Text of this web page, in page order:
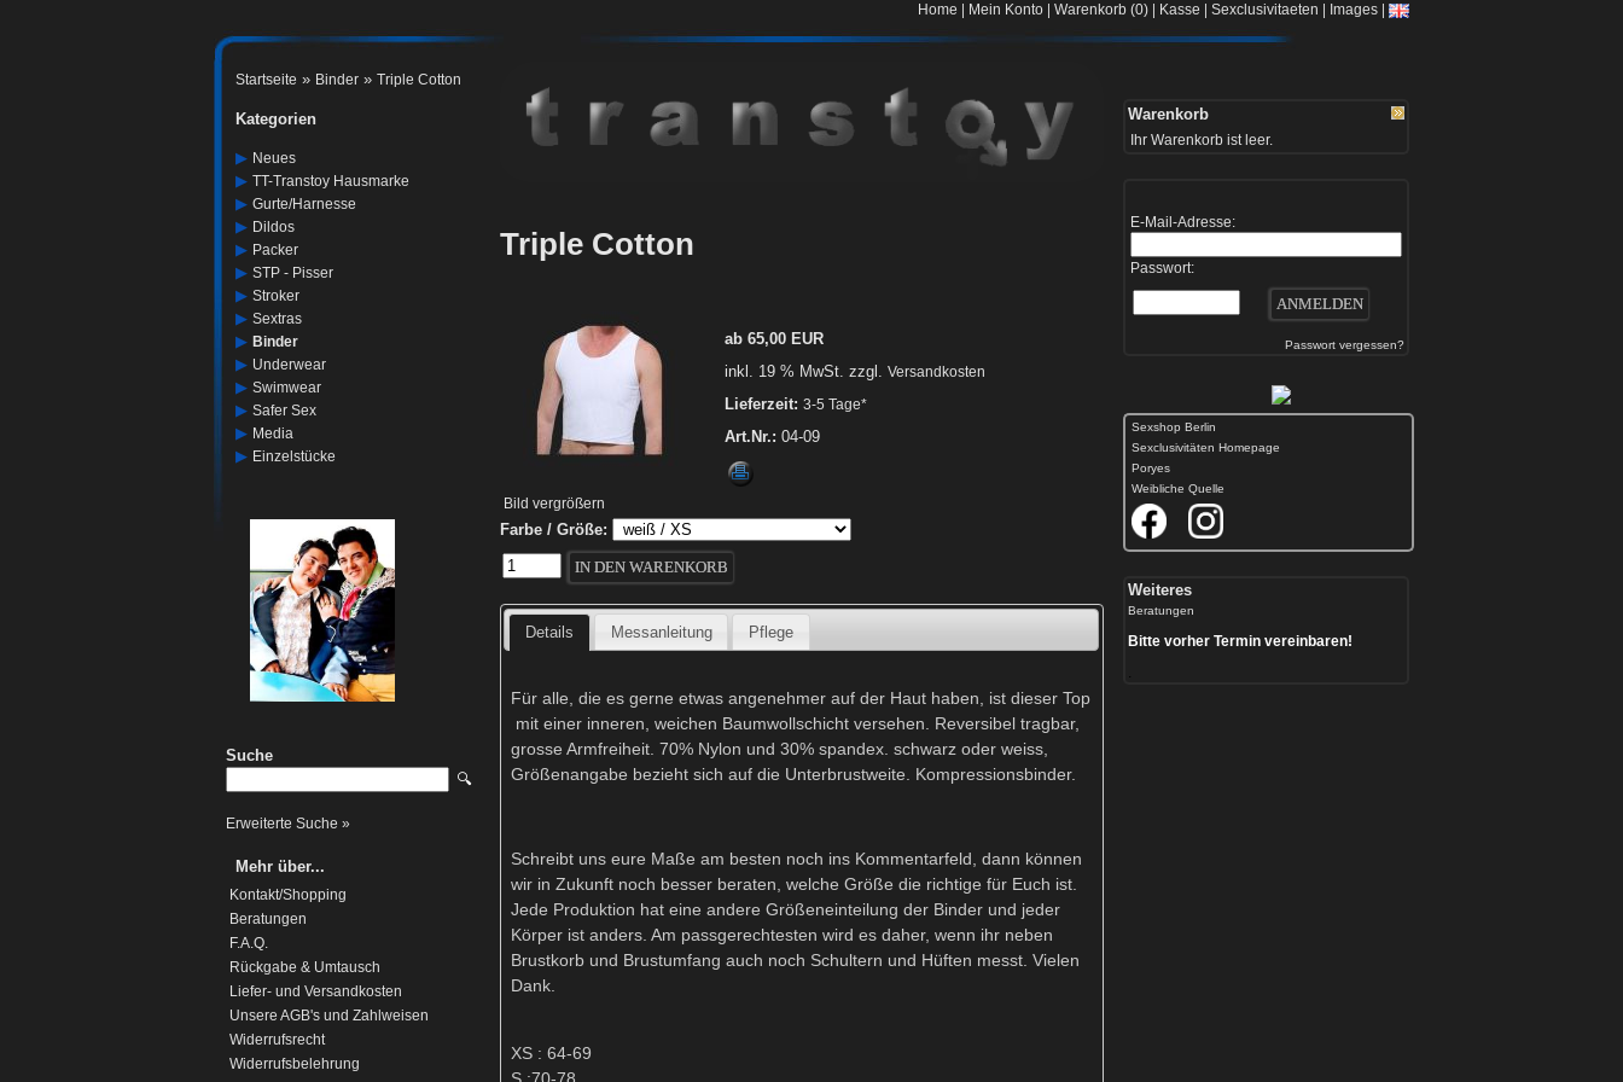
Home | Mein Konto | Warenkorb (0) | Kasse | Sexclusivitaeten | Images |
Startseite » Binder » Triple Cotton
Kategorien
▶ Neues
▶ TT-Transtoy Hausmarke
▶ Gurte/harnesse
▶ Dildos
▶ Packer
▶ STP - Pisser
▶ Stroker
▶ Sextras
▶ Binder
▶ Underwear
▶ Swimwear
▶ Safer Sex
▶ Media
▶ Einzelstücke
Suche
🔍
Erweiterte Suche »
Mehr über...
Kontakt/Shopping
Beratungen
F.A.Q.
Rückgabe & Umtausch
Liefer- und Versandkosten
Unsere AGB's und Zahlweisen
Widerrufsrecht
Widerrufsbelehrung
Triple Cotton
Bild vergrößern
ab 65,00 EUR
inkl. 19 % MwSt. zzgl.
Versandkosten
Lieferzeit: 3-5 Tage*
Art.Nr.: 04-09
Farbe / Größe:
Details Messanleitung Pflege
Für alle, die es gerne etwas angenehmer auf der Haut haben, ist dieser Top
mit einer inneren, weichen Baumwollschicht versehen. Reversibel tragbar,
grosse Armfreiheit. 70% Nylon und 30% spandex. schwarz oder weiss,
Größenangabe bezieht sich auf die Unterbrustweite. Kompressionsbinder.
Schreibt uns eure Maße am besten noch ins Kommentarfeld, dann können
wir in Zukunft noch besser beraten, welche Größe die richtige für Euch ist.
Jede Produktion hat eine andere Größeneinteilung der Binder und jeder
Körper ist anders. Am passgerechtesten wird es daher, wenn ihr neben
Brustkorb und Brustumfang auch noch Schultern und Hüften messt. Vielen
Dank.
XS : 64-69
Warenkorb
Ihr Warenkorb ist leer.
E-Mail-Adresse:
Passwort:
Passwort vergessen?
Sexshop Berlin
Sexclusivitäten Homepage
Poryes
Weibliche Quelle
Weiteres
Beratungen
Bitte vorher Termin vereinbaren!